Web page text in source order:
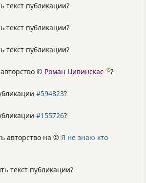
текст публикации?
текст публикации?
текст публикации?
© Роман Цивинскас 45?
#594823?
#155726?
авторство на © Я не знаю кто
текст публикации?